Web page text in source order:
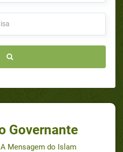
Governante
A Mensagem do Islam